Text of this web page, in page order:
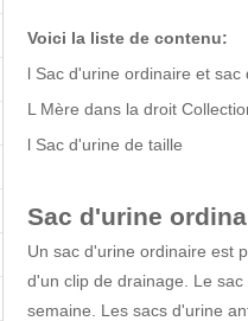
Voici la liste de contenu:
l Sac d'urine ordinaire et sac
L Mère dans la droit
l Sac d'urine de taille
Sac d'urine
Un sac d'urine ordinaire est
d'un clip de drainage. Le
semaine. Les sacs d'urine